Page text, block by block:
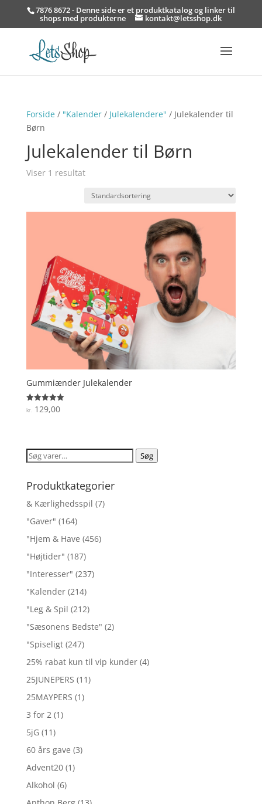
7876 8672 - Denne side er et produktkatalog og linker til
shops med produkterne kontakt@letsshop.dk
Forside/ "Kalender/ Julekalendere" / Julekalender til
Børn
Julekalender til Børn
Viser 1 resultat
Gummiænder Julekalender
Vurderet
5
kr.129,00
Søg
Søg
Produktkategorier
& Kærlighedsspil (7)
"Gaver" (164)
"Hjem & Have (456)
"Højtider" (187)
"Interesser" (237)
"Kalender (214)
"Leg & Spil (212)
"Sæsonens Bedste" (2)
"Spiseligt (247)
25% rabat kun til vip kunder (4)
25JUNEPERS (11)
25MAYPERS (1)
3 for 2 (1)
5jG (11)
60 års gave (3)
Advent20 (1)
Alkohol (6)